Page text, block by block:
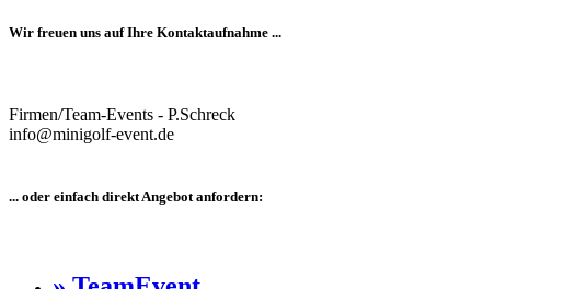
Wir freuen uns auf Ihre Kontaktaufnahme ...
Firmen/Team-Events - P.Schreck
info@minigolf-event.de
... oder einfach direkt Angebot anfordern: